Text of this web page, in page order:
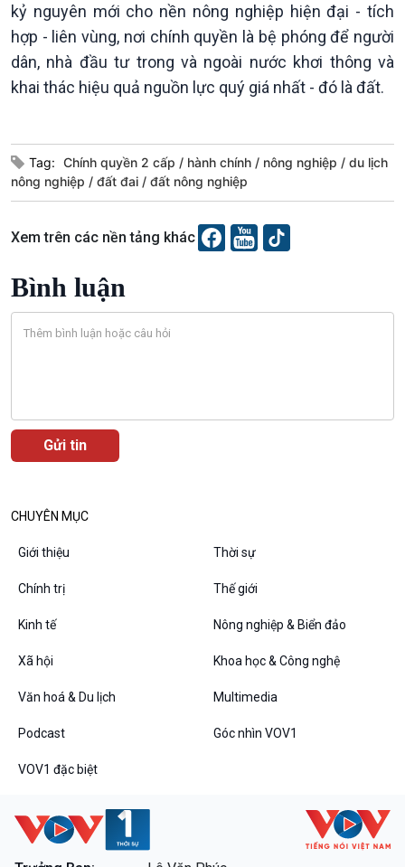
Câu chuyện thời sự
Dòng chảy sự kiện
Đối thoại
Diễn đàn chủ nhật
Chuyện đêm
Thanh âm ký sự
Chân dung cuộc sống
kỷ nguyên mới cho nền nông nghiệp hiện đại - tích
hợp - liên vùng, nơi chính quyền là bệ phóng để người
dân, nhà đầu tư trong và ngoài nước khơi thông và
khai thác hiệu quả nguồn lực quý giá nhất - đó là đất.
Tag: Chính quyền 2 cấp hành chính nông nghiệp
du lịch
nông nghiệp
đất đai đất nông nghiệp
Xem trên các nền tảng khác
Bình luận
CHUYÊN MỤC
Giới thiệu Thời sự
Chính trị Thế giới
Kinh tế Nông nghiệp & Biển đảo
Xã hội Khoa học & Công nghệ
Văn hoá & Du lịch Multimedia
Podcast Góc nhìn VOV1
VOV1 đặc biệt